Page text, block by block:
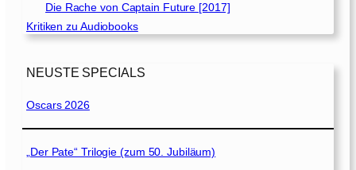
Die Rache von Captain Future [2017]
Kritiken zu Audiobooks
NEUSTE SPECIALS
Oscars 2026
„Der Pate“ Trilogie (zum 50. Jubiläum)